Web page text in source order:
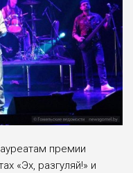
премии
«Эх, разгуляй!» и